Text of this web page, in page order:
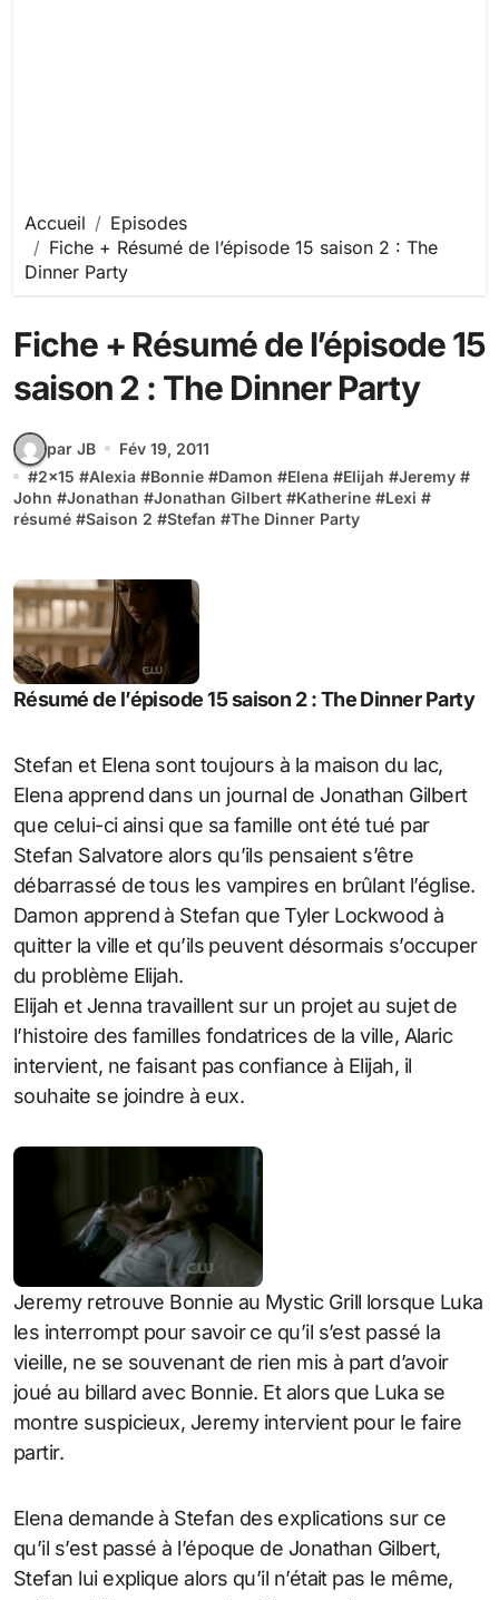
Accueil
Episodes
Fiche + Résumé de l’épisode 15 saison 2 : The
Dinner Party
Fiche + Résumé de l’épisode 15
saison 2 : The Dinner Party
par JB
Fév 19, 2011
#2x15 #Alexia #Bonnie #Damon #Elena #Elijah #Jeremy #
John #Jonathan #Jonathan Gilbert #Katherine #Lexi #
résumé #Saison 2 #Stefan #The Dinner Party
Résumé de l’épisode 15 saison 2 : The Dinner Party
Stefan et Elena sont toujours à la maison du lac,
Elena apprend dans un journal de Jonathan Gilbert
que celui-ci ainsi que sa famille ont été tué par
Stefan Salvatore alors qu’ils pensaient s’être
débarrassé de tous les vampires en brûlant l’église.
Damon apprend à Stefan que Tyler Lockwood à
quitter la ville et qu’ils peuvent désormais s’occuper
du problème Elijah.
Elijah et Jenna travaillent sur un projet au sujet de
l’histoire des familles fondatrices de la ville, Alaric
intervient, ne faisant pas confiance à Elijah, il
souhaite se joindre à eux.
Jeremy retrouve Bonnie au Mystic Grill lorsque Luka
les interrompt pour savoir ce qu’il s’est passé la
vieille, ne se souvenant de rien mis à part d’avoir
joué au billard avec Bonnie. Et alors que Luka se
montre suspicieux, Jeremy intervient pour le faire
partir.
Elena demande à Stefan des explications sur ce
qu’il s’est passé à l’époque de Jonathan Gilbert,
Stefan lui explique alors qu’il n’était pas le même,